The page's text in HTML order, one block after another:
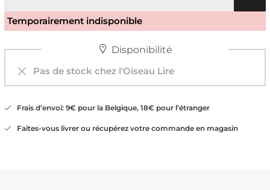
Temporairement indisponible
Disponibilité
Pas de stock chez l'Oiseau Lire
Frais d’envoi: 9€ pour la Belgique, 18€ pour l’étranger
Faites-vous livrer ou récupérez votre commande en magasin